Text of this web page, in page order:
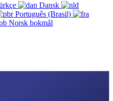
Dansk
Português (Brasil)
Norsk bokmål